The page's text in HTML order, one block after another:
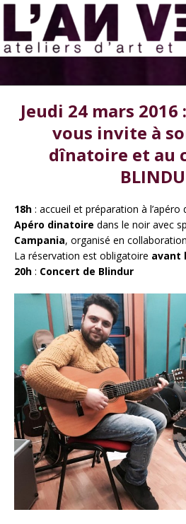
Jeudi 24 mars
vous invite à
dînatoire et au
18h : accueil et préparation à
Apéro dinatoire dans le noir avec
Campania, organisé en
La réservation est obligatoire avant
20h : Concert de Blindur